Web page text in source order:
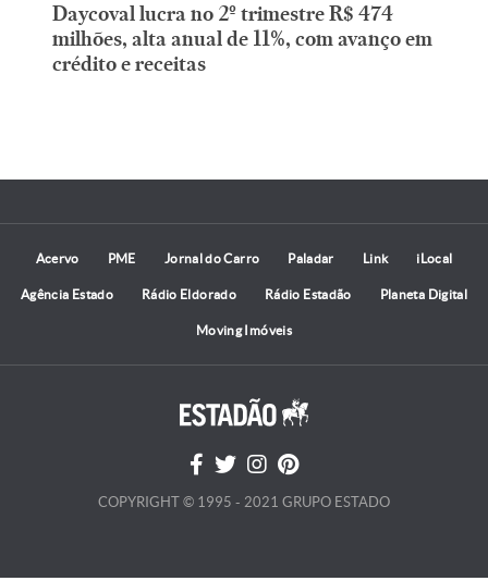
Daycoval lucra no 2º trimestre R$ 474
milhões, alta anual de 11%, com avanço em
crédito e receitas
Acervo PME Jornal do Carro Paladar Link iLocal
Agência Estado Rádio Eldorado Rádio Estadão Planeta Digital
Moving Imóveis
COPYRIGHT © 1995 - 2021 GRUPO ESTADO